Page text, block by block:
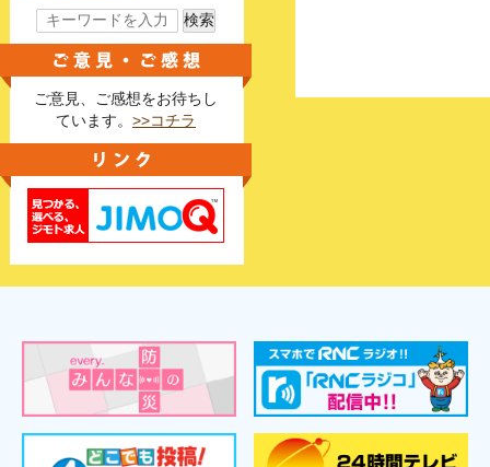
検索
ご意見、ご感想をお待ちし
ています。 >>コチラ